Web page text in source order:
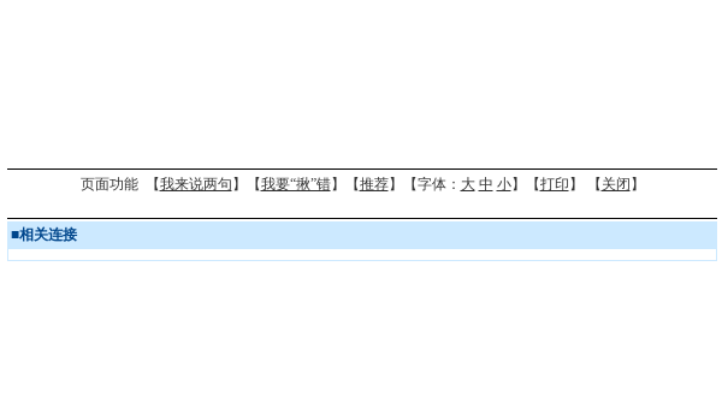
页面功能 【我来说两句 】【我要“揪”错】【推荐】【字体： 大 中 小】【打印 】 【 关闭 】
■相关连接